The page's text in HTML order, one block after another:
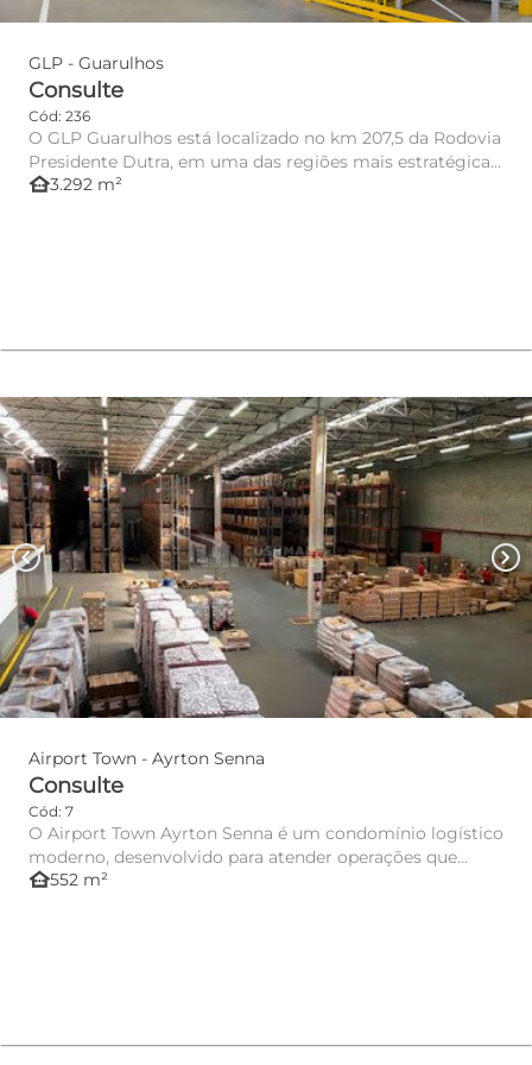
GLP - Guarulhos
Consulte
Cód: 236
O GLP Guarulhos está localizado no km 207,5 da Rodovia
Presidente Dutra, em uma das regiões mais estratégicas
para dis...
other_houses3.292 m²
chevron_left chevron_right
Airport Town - Ayrton Senna
Consulte
Cód: 7
O Airport Town Ayrton Senna é um condomínio logístico
moderno, desenvolvido para atender operações que
exigem eficiê...
other_houses552 m²